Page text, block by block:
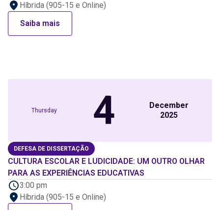
Híbrida (905-15 e Online)
Saiba mais
Thursday 4
December
2025
DEFESA DE DISSERTAÇÃO
CULTURA ESCOLAR E LUDICIDADE: UM OUTRO OLHAR
PARA AS EXPERIÊNCIAS EDUCATIVAS
3:00 pm
Híbrida (905-15 e Online)